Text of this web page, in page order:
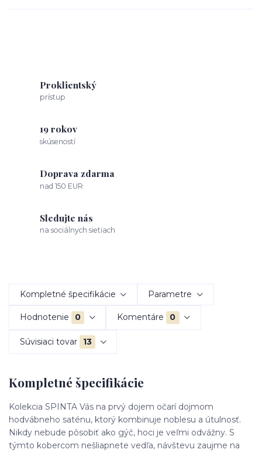
Proklientský
prístup
19 rokov
skúseností
Doprava zdarma
nad 150 EUR
Sledujte nás
na sociálnych sietiach
Kompletné špecifikácie Parametre
Hodnotenie 0 Komentáre 0
Súvisiaci tovar 13
Kompletné špecifikácie
Kolekcia SPINTA Vás na prvý dojem očarí dojmom
hodvábneho saténu, ktorý kombinuje noblesu a útulnosť.
Nikdy nebude pôsobiť ako gýč, hoci je veľmi odvážny. S
týmto kobercom nešliapnete vedľa, návštevu zaujme na